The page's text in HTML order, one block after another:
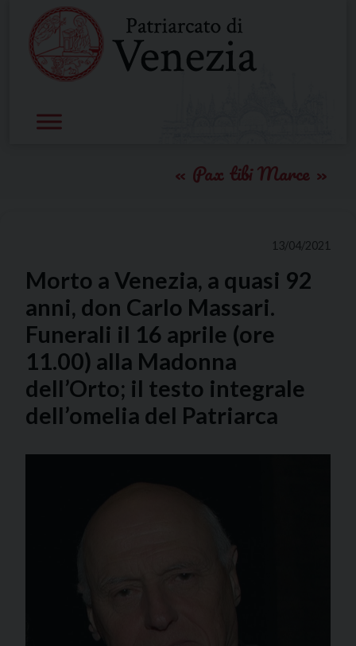
content
Pax tibi Marce
13/04/2021
Morto a Venezia, a quasi 92
anni, don Carlo Massari.
Funerali il 16 aprile (ore
11.00) alla Madonna
dell’Orto; il testo integrale
dell’omelia del Patriarca